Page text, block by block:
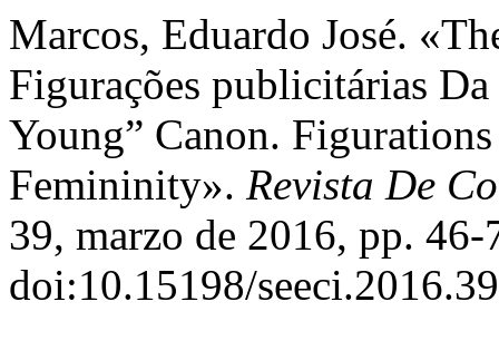
Marcos, Eduardo José.
Figurações publicitárias
Young” Canon.
Femininity». Revista De
39, marzo de 2016, pp. 46-
doi:10.15198/